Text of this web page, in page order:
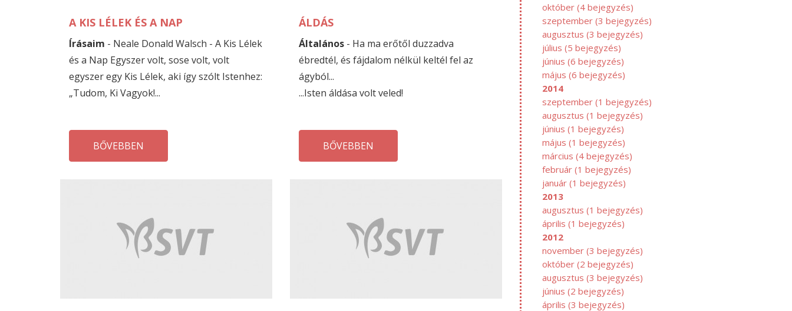
A KIS LÉLEK ÉS A NAP
Írásaim - Neale Donald Walsch - A Kis Lélek
és a Nap Egyszer volt, sose volt, volt
egyszer egy Kis Lélek, aki így szólt Istenhez:
„Tudom, Ki Vagyok!...
BŐVEBBEN
ÁLDÁS
Általános - Ha ma erőtől duzzadva
ébredtél, és fájdalom nélkül keltél fel az
ágyból...
...Isten áldása volt veled!
BŐVEBBEN
JÚLIUS
19
október (4 bejegyzés)
szeptember (3 bejegyzés)
augusztus (3 bejegyzés)
július (5 bejegyzés)
június (6 bejegyzés)
május (6 bejegyzés)
2014
szeptember (1 bejegyzés)
augusztus (1 bejegyzés)
június (1 bejegyzés)
május (1 bejegyzés)
március (4 bejegyzés)
február (1 bejegyzés)
január (1 bejegyzés)
2013
augusztus (1 bejegyzés)
április (1 bejegyzés)
2012
november (3 bejegyzés)
október (2 bejegyzés)
augusztus (3 bejegyzés)
június (2 bejegyzés)
április (3 bejegyzés)